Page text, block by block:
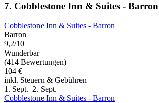
7. Cobblestone Inn & Suites - Barron
Cobblestone Inn & Suites - Barron
Barron
9,2/10
Wunderbar
(414 Bewertungen)
104 €
inkl. Steuern & Gebühren
1. Sept.–2. Sept.
Cobblestone Inn & Suites - Barron